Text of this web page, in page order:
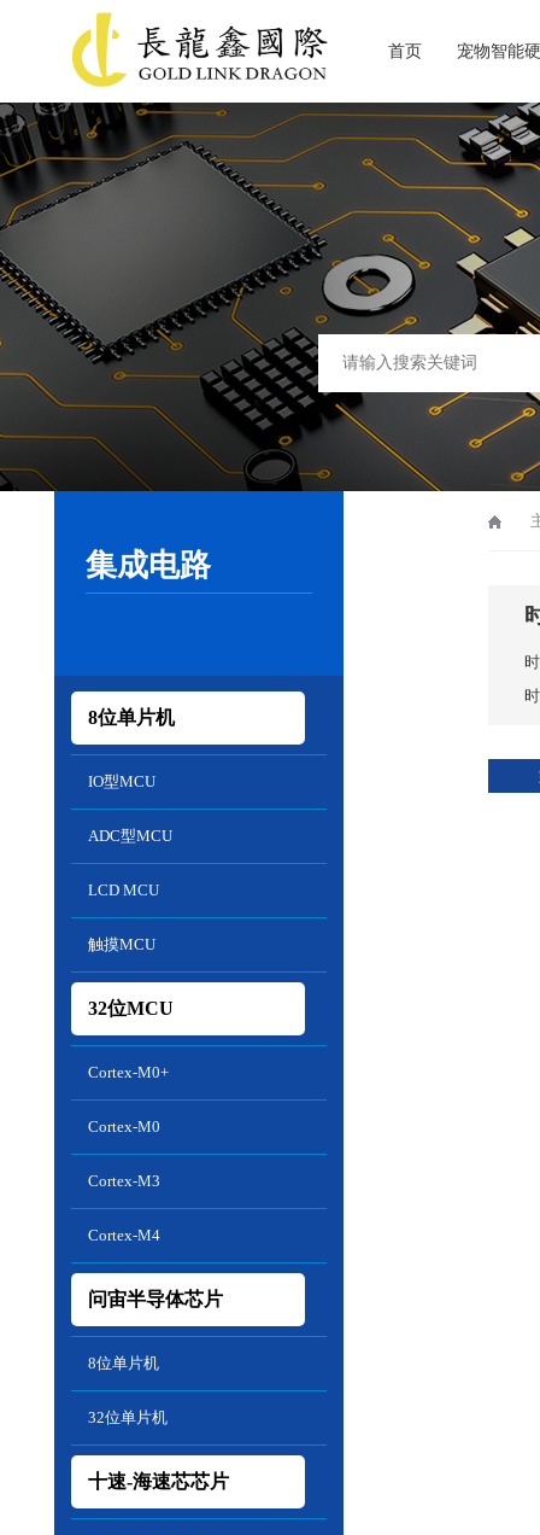
首页 宠物智能
关于长龙鑫
集成电路
8位单片机
IO型MCU
ADC型MCU
LCD MCU
触摸MCU
32位MCU
Cortex-M0+
Cortex-M0
Cortex-M3
Cortex-M4
问宙半导体芯片
8位单片机
32位单片机
十速-海速芯芯片